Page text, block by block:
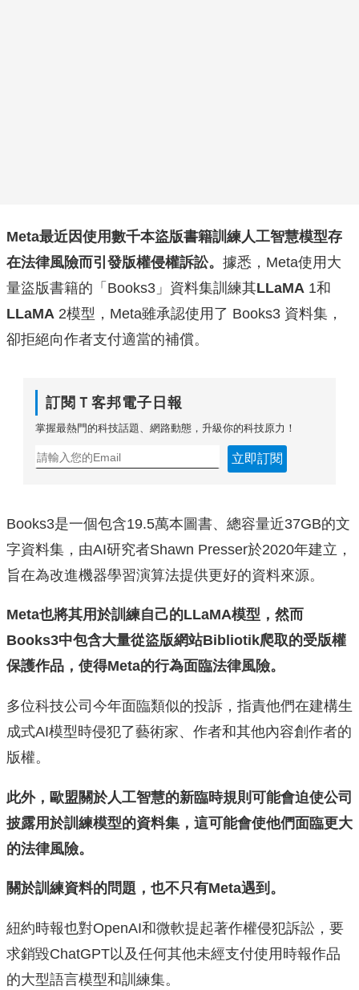
Meta最近因使用數千本盜版書籍訓練人工智慧模型存
在法律風險而引發版權侵權訴訟。 據悉，Meta使用大
量盜版書籍的「Books3」資料集訓練其LLaMA 1和
LLaMA 2模型，Meta雖承認使用了 Books3 資料集，
卻拒絕向作者支付適當的補償。
訂閱Ｔ客邦電子日報
掌握最熱門的科技話題、網路動態，升級你的科技原力！
立即訂閱
Books3是一個包含19.5萬本圖書、總容量近37GB的文
字資料集，由AI研究者Shawn Presser於2020年建立，
旨在為改進機器學習演算法提供更好的資料來源。
Meta也將其用於訓練自己的LLaMA模型，然而
Books3中包含大量從盜版網站Bibliotik爬取的受版權
保護作品，使得Meta的行為面臨法律風險。
多位科技公司今年面臨類似的投訴，指責他們在建構生
成式AI模型時侵犯了藝術家、作者和其他內容創作者的
版權。
此外，歐盟關於人工智慧的新臨時規則可能會迫使公司
披露用於訓練模型的資料集，這可能會使他們面臨更大
的法律風險。
關於訓練資料的問題，也不只有Meta遇到。
紐約時報也對OpenAI和微軟提起著作權侵犯訴訟，要
求銷毀ChatGPT以及任何其他未經支付使用時報作品
的大型語言模型和訓練集。